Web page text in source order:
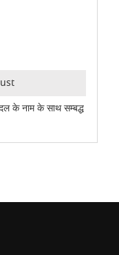
के नाम के साथ सम्बद्ध